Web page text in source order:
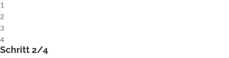
1
2
3
4
Schritt 2/4